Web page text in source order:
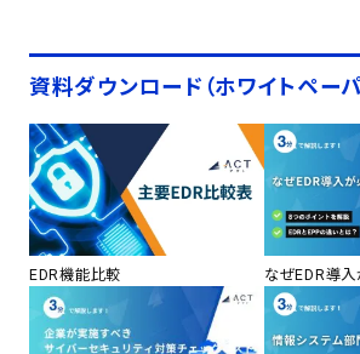
資料ダウンロード（ホワイトペーパ
EDR機能比較 なぜEDR導